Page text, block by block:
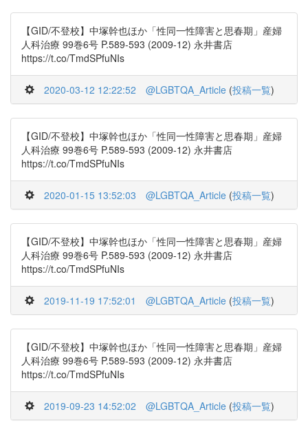
【GID/不登校】中塚幹也ほか「性同一性障害と思春期」産婦
人科治療 99巻6号 P.589-593 (2009-12) 永井書店
https://t.co/TmdSPfuNIs
2020-03-12 12:22:52 @LGBTQA_Article (投稿一覧)
【GID/不登校】中塚幹也ほか「性同一性障害と思春期」産婦
人科治療 99巻6号 P.589-593 (2009-12) 永井書店
https://t.co/TmdSPfuNIs
2020-01-15 13:52:03 @LGBTQA_Article (投稿一覧)
【GID/不登校】中塚幹也ほか「性同一性障害と思春期」産婦
人科治療 99巻6号 P.589-593 (2009-12) 永井書店
https://t.co/TmdSPfuNIs
2019-11-19 17:52:01 @LGBTQA_Article (投稿一覧)
【GID/不登校】中塚幹也ほか「性同一性障害と思春期」産婦
人科治療 99巻6号 P.589-593 (2009-12) 永井書店
https://t.co/TmdSPfuNIs
2019-09-23 14:52:02 @LGBTQA_Article (投稿一覧)